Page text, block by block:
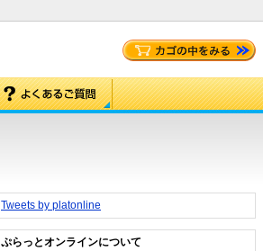
Tweets by platonline
ぷらっとオンラインについて